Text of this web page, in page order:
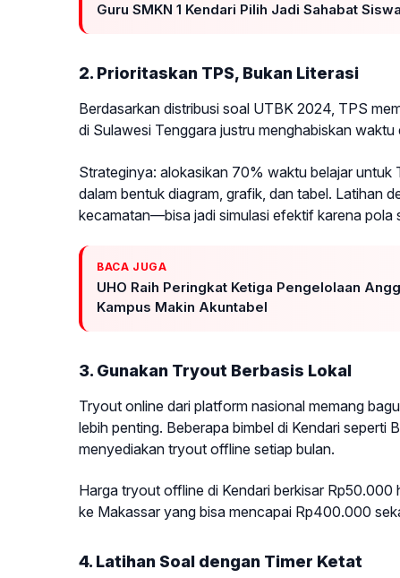
Guru SMKN 1 Kendari Pilih Jadi Sahabat
2. Prioritaskan TPS, Bukan Literasi
Berdasarkan distribusi soal UTBK 2024, TPS
di Sulawesi Tenggara justru menghabiskan waktu
Strateginya: alokasikan 70% waktu belajar untuk
dalam bentuk diagram, grafik, dan tabel. Latihan
kecamatan—bisa jadi simulasi efektif karena pola
BACA JUGA
UHO Raih Peringkat Ketiga Pengelolaan
Kampus Makin Akuntabel
3. Gunakan Tryout Berbasis Lokal
Tryout online dari platform nasional memang
lebih penting. Beberapa bimbel di Kendari seperti
menyediakan tryout offline setiap bulan.
Harga tryout offline di Kendari berkisar
ke Makassar yang bisa mencapai Rp400.000
4. Latihan Soal dengan Timer Ketat